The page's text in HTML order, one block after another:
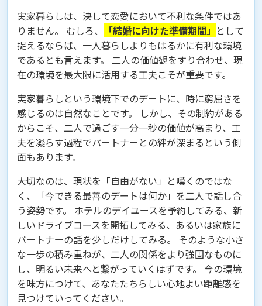
実家暮らしは、決して恋愛において不利な条件ではあ
りません。 むしろ、
「結婚に向けた準備期間」 として
捉えるならば、一人暮らしよりもはるかに有利な環境
であるとも言えます。 二人の価値観をすり合わせ、現
在の環境を最大限に活用する工夫こそが重要です。
実家暮らしという環境下でのデートに、時に窮屈さを
感じるのは自然なことです。 しかし、その制約がある
からこそ、二人で過ごす一分一秒の価値が高まり、工
夫を凝らす過程でパートナーとの絆が深まるという側
面もあります。
大切なのは、現状を「自由がない」と嘆くのではな
く、「今できる最善のデートは何か」を二人で話し合
う姿勢です。 ホテルのデイユースを予約してみる、新
しいドライブコースを開拓してみる、あるいは家族に
パートナーの話を少しだけしてみる。 そのような小さ
な一歩の積み重ねが、二人の関係をより強固なものに
し、明るい未来へと繋がっていくはずです。 今の環境
を味方につけて、あなたたちらしい心地よい距離感を
見つけていってください。